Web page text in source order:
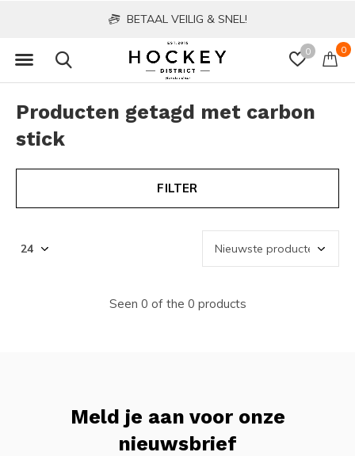
0 0
BETAAL VEILIG & SNEL!
Producten getagd met carbon
stick
FILTER
Seen 0 of the 0 products
Meld je aan voor onze
nieuwsbrief